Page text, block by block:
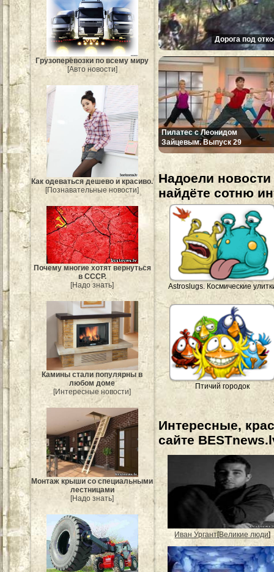
Грузоперевозки по всему миру
[Авто новости]
Как одеваться дешево и красиво.
[Познавательные новости]
Почему многие хотят вернуться
в СССР.
[Надо знать]
Камины стали популярны в
любом доме
[Интересные новости]
Монтаж крыши со специальными
лестницами
[Надо знать]
Дорога под
Пилатес с Леонидом
Зайцевым. Выпуск 29
Надоели
найдёте сотню
Astroslugs. Космические
Птичий городок
Интересные,
сайте
Иван Ургант[Великие люди]